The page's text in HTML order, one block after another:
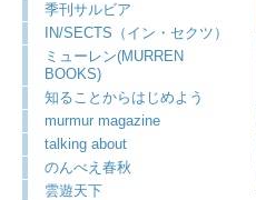
季刊サルビア
IN/SECTS（イン・セクツ）
ミューレン(MURREN
BOOKS)
知ることからはじめよう
murmur magazine
talking about
のんべえ春秋
雲遊天下